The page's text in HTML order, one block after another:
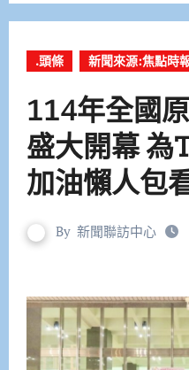
.頭條 新聞來源:焦點時
114年全國
盛大開幕 為
加油懶人包
By 新聞聯訪中心